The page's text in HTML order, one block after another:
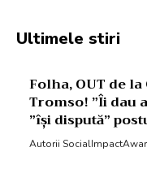
Ultimele stiri
Folha, OUT de
Tromso! ”Îi dau
”își dispută”
Autorii